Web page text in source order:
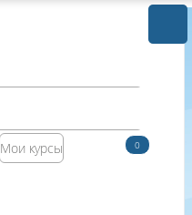
Мои курсы 0